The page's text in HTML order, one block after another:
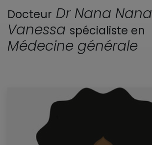
Docteur Dr Nana Nana
Vanessa spécialiste en
Médecine générale